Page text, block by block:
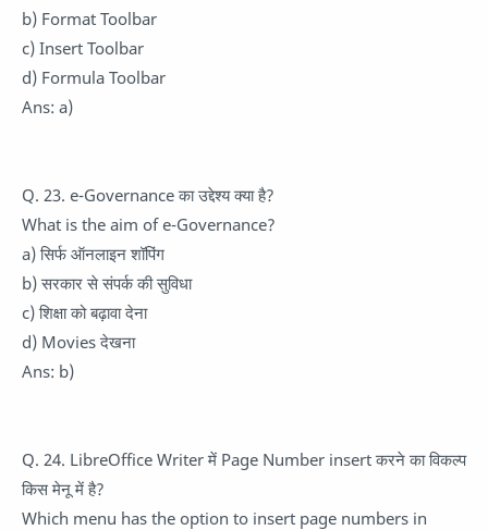
b) Format Toolbar
c) Insert Toolbar
d) Formula Toolbar
Ans: a)
Q. 23. e-Governance का उद्देश्य क्या है?
What is the aim of e-Governance?
a) सिर्फ ऑनलाइन शॉपिंग
b) सरकार से संपर्क की सुविधा
c) शिक्षा को बढ़ावा देना
d) Movies देखना
Ans: b)
Q. 24. LibreOffice Writer में Page Number insert करने का विकल्प
किस मेनू में है?
Which menu has the option to insert page numbers in